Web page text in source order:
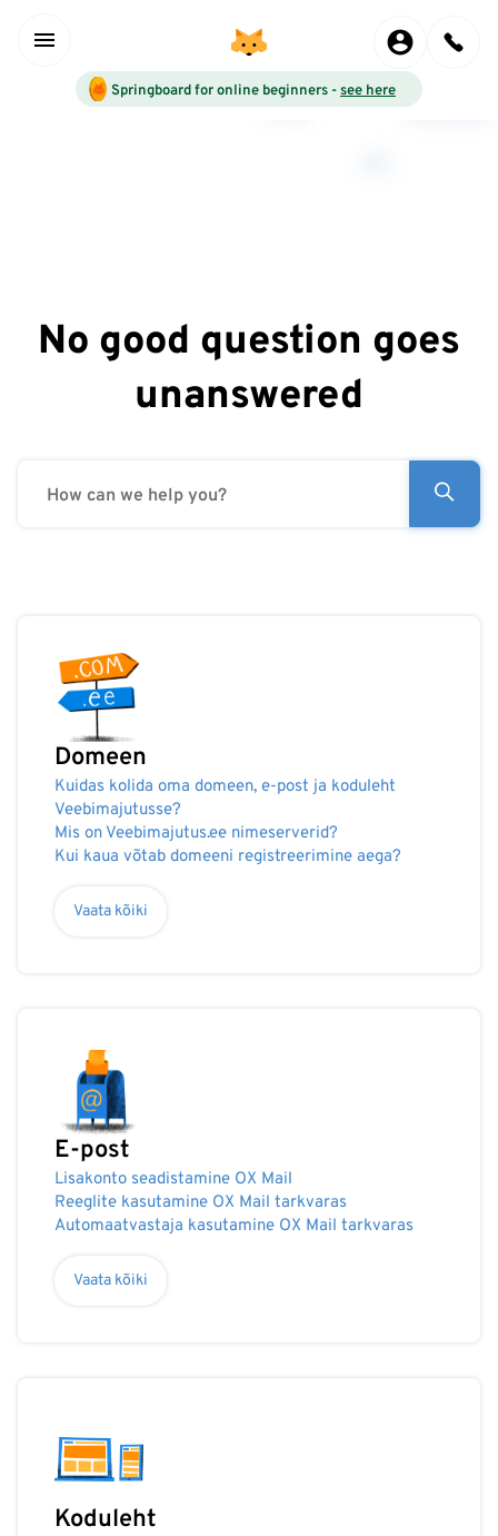
Springboard for online beginners -see here
No good question goes
unanswered
Domeen
Kuidas kolida oma domeen, e-post ja koduleht
Veebimajutusse?
Mis on Veebimajutus.ee nimeserverid?
Kui kaua võtab domeeni registreerimine aega?
Vaata kõiki
E-post
Lisakonto seadistamine OX Mail
Reeglite kasutamine OX Mail tarkvaras
Automaatvastaja kasutamine OX Mail tarkvaras
Vaata kõiki
Koduleht